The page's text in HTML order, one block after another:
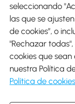
Descargar
seleccionando
las que se
de cookies”, o
"Rechazar
cookies que
nuestra Política
Política de cookies